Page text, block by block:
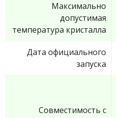
Максимально
допустимая
температура кристалла
Дата официального
запуска
Совместимость с